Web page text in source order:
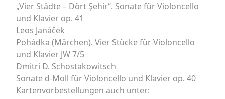
„Vier Städte – Dört Şehir“. Sonate für Violoncello
und Klavier op. 41
Leos Janáček
Pohádka (Märchen). Vier Stücke für Violoncello
und Klavier JW 7/5
Dmitri D. Schostakowitsch
Sonate d-Moll für Violoncello und Klavier op. 40
Kartenvorbestellungen auch unter: